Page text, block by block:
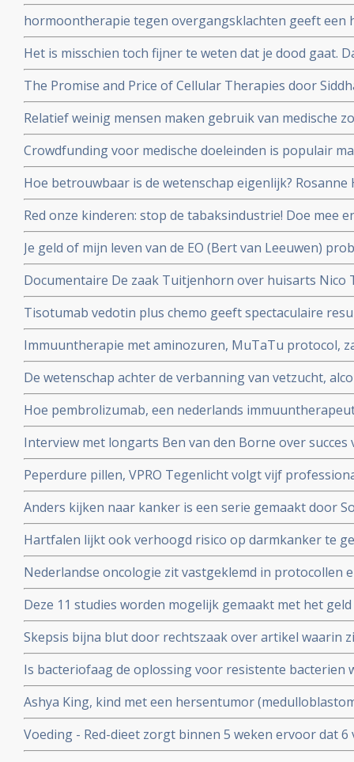
hormoontherapie tegen overgangsklachten geeft een
werd gedacht. Blijkt uit grote meta-analyse van 58
Het is misschien toch fijner te weten dat je dood gaat.
ging aan longkanker maar blijft toch leven en vertelt
The Promise and Price of Cellular Therapies door
stamceltransplantatie naar CAR-T celtherapie
Relatief weinig mensen maken gebruik van medische
dat dit ook vergoed wordt, zo meldt de Europese
Crowdfunding voor medische doeleinden is populair
en oncologen maken zich zorgen
Hoe betrouwbaar is de wetenschap eigenlijk?
en Job de Vrieze bekijkt het van zijn kant in een
Red onze kinderen: stop de tabaksindustrie! Doe mee
door roken kanker kreeg en haar kinderen en alle
beschermen.
Je geld of mijn leven van de EO (Bert van Leeuwen)
patienten die alleen in het buitenland nog behandeld
Documentaire De zaak Tuitjenhorn over huisarts Nico
en hun kinderen in conflict met Inspectie voor de
te zien op NPO 2 om 20.25 uur.
Tisotumab vedotin plus chemo geeft spectaculaire
zwaarvoorbehandelde kankerpatienten met
kanker met solide tumoren. copy 1
Immuuntherapie met aminozuren, MuTaTu protocol,
kunnen genezen schrijven Israelische onderzoekers
De wetenschap achter de verbanning van vetzucht,
NRC over het preventieakkoord van Staatssecretaris
Hoe pembrolizumab, een nederlands
wereld verovert
Interview met longarts Ben van den Borne over
kleincellige longkanker
Peperdure pillen, VPRO Tegenlicht volgt vijf
en vanuit hun persoonlijke betrokkenheid in actie
experimenteren. Uitzending is. zondag 7 oktober 2018
Anders kijken naar kanker is een serie gemaakt door
kankerpatiente en te zien bij het Algemeen Dagblad
Hartfalen lijkt ook verhoogd risico op darmkanker te
(factoren) blijken voor hartfalen en darmkanker
Nederlandse oncologie zit vastgeklemd in protocollen
bij kankerpatienten die voor second opinion naar
Deze 11 studies worden mogelijk gemaakt met het
ophaalde met zijn 11 steden zwemtocht.
Skepsis bijna blut door rechtszaak over artikel waarin
Ruggero Santilli beschuldigen van kwakzalverij en
Is bacteriofaag de oplossing voor resistente bacterien
Antoinette Hertsenberg prijst deze aanpak aan in
Ashya King, kind met een hersentumor
door suikervrij dieet en protonenbestraling ondanks
Voeding - Red-dieet zorgt binnen 5 weken ervoor dat
ADHD afkomen en geen medicijnen meer nodig